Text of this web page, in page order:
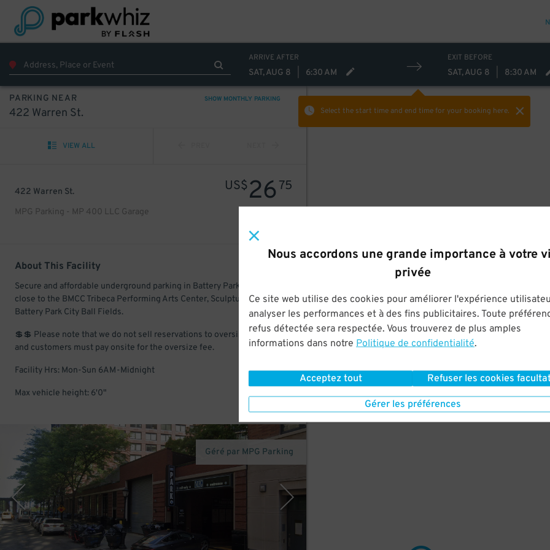
Nous accordons une grande importance à votre
privée
Ce site web utilise des cookies pour améliorer l'expérience
analyser les performances et à des fins publicitaires. Toute
refus détectée sera respectée. Vous trouverez de plus amples
informations dans notre Politique de confidentialité.
Acceptez tout Refuser les cookies
Gérer les préférences
ARRIVE AFTER
SAT, AUG 8 6:30 AM
EXIT BEFORE
SAT, AUG 8 8:30 AM
Select the start time and end timefor your booking here.
PARKING NEAR SHOW MONTHLY PARKING
422 Warren St.
VIEW ALL
422 Warren St.
MPG Parking - MP 400 LLC Garage
US$2675
About This Facility
Secure and affordable underground parking in Battery Park City. Located
close to the BMCC Tribeca Performing Arts Center, Sculpture Park, and
Battery Park City Ball Fields.
💲💲 Please note that we do not sell reservations to oversize vehicles
and customers must pay onsite for the oversize fee.
Facility Hrs: Mon-Sun 6AM-Midnight
Max vehicle height: 6'0"
Géré par MPG Parking